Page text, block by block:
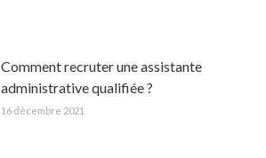
Comment recruter une assistante
administrative qualifiée ?
16 décembre 2021